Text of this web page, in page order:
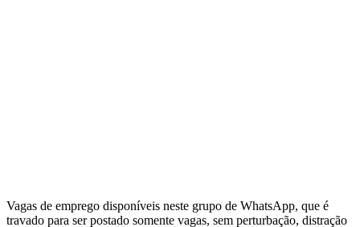
Vagas de emprego disponíveis neste grupo de WhatsApp, que é
travado para ser postado somente vagas, sem perturbação, distração